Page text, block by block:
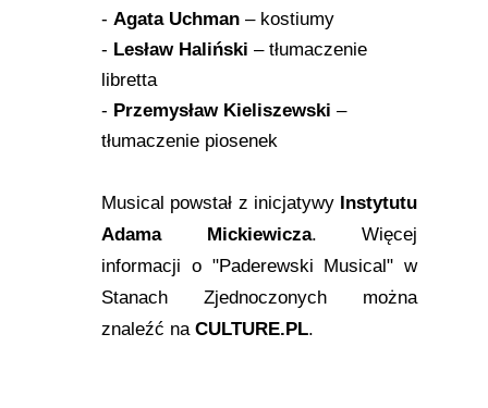
- Agata Uchman – kostiumy
- Lesław Haliński – tłumaczenie
libretta
- Przemysław Kieliszewski –
tłumaczenie piosenek
Musical powstał z inicjatywy Instytutu
Adama Mickiewicza. Więcej
informacji o "Paderewski Musical" w
Stanach Zjednoczonych można
znaleźć na CULTURE.PL.